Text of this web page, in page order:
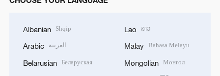
Albanian Shqip
Arabic العربية
Belarusian Беларуская
Lao ລາວ
Malay Bahasa Melayu
Mongolian Монгол